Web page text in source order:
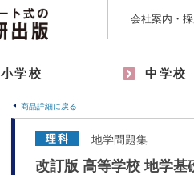
会社案内・
小学校 中学校
商品詳細に戻る
地学問題集
改訂版 高等学校 地学基